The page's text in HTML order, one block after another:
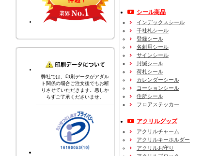
弊社では、印刷データがアダル
ト関係の場合ご注文後でもお断
りさせていただきます。悪しか
らずご了承くださいませ。
シール商品
インデックスシール
千社札シール
登録シール
名刺用シール
サインシール
封緘シール
荷札シール
カレンダーシール
コーションシール
住所シール
フロアステッカー
アクリルグッズ
アクリルチャーム
アクリルキーホルダー
アクリルお守り